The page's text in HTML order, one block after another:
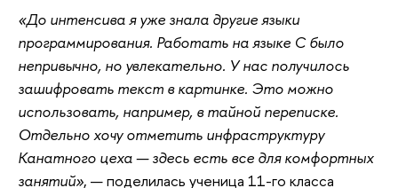
«До интенсива я уже знала другие языки
программирования. Работать на языке С было
непривычно, но увлекательно. У нас получилось
зашифровать текст в картинке. Это можно
использовать, например, в тайной переписке.
Отдельно хочу отметить инфраструктуру
Канатного цеха — здесь есть все для комфортных
занятий», — поделилась ученица 11-го класса